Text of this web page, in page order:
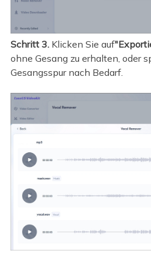
Schritt 3.Klicken Sie auf
ohne Gesang zu erhalten, oder
Gesangsspur nach Bedarf.